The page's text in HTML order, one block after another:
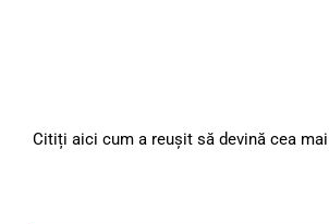
Citiți aici cum a reușit să devină cea